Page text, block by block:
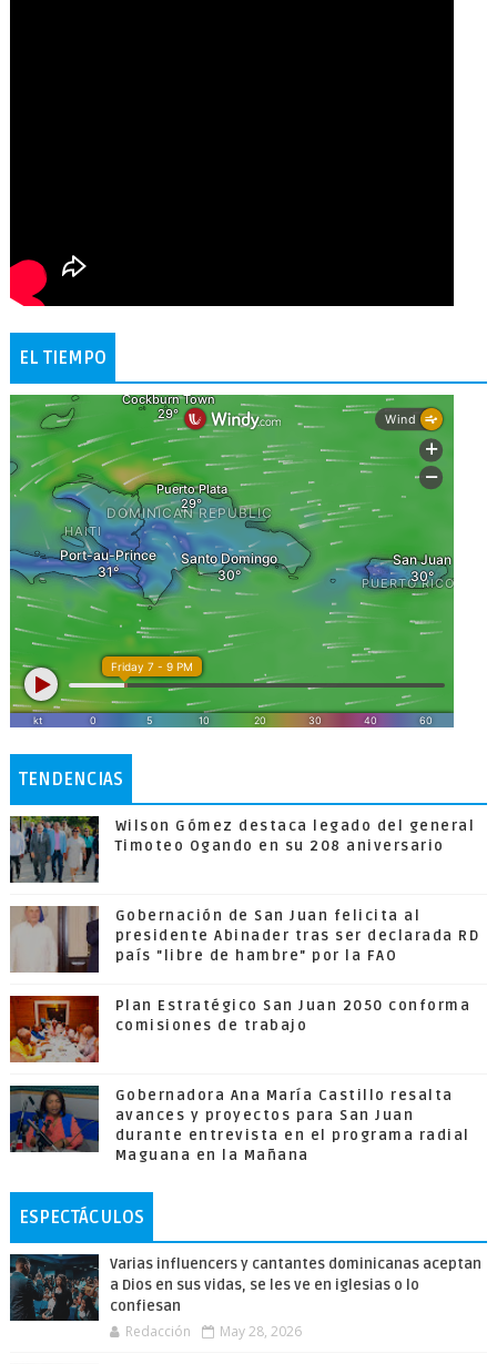
EL TIEMPO
TENDENCIAS
Wilson Gómez destaca legado del general
Timoteo Ogando en su 208 aniversario
Gobernación de San Juan felicita al
presidente Abinader tras ser declarada RD
país "libre de hambre" por la FAO
Plan Estratégico San Juan 2050 conforma
comisiones de trabajo
Gobernadora Ana María Castillo resalta
avances y proyectos para San Juan
durante entrevista en el programa radial
Maguana en la Mañana
ESPECTÁCULOS
Varias influencers y cantantes dominicanas aceptan
a Dios en sus vidas, se les ve en iglesias o lo
confiesan
Redacción May 28, 2026